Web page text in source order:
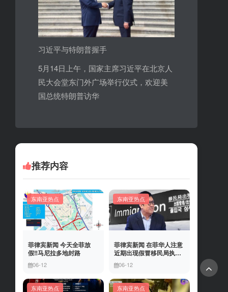
习近平与特朗普握手
5月14日上午，国家主席习近平在北京人
民大会堂东门外广场举行仪式，欢迎美
国总统特朗普访华
推荐内容
东南亚热点
菲律宾新闻 今天全菲放
假‼️马尼拉多地封路
06-12
东南亚热点
菲律宾新闻 在菲华人注意
近期出现假冒移民局执法
人员上门敲诈案件，已有
多人举报中招
06-12
东南亚热点 东南亚热点